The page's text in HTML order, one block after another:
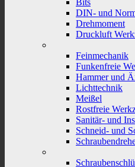
Bits
DIN- und
Drehmoment
Druckluft
Feinmechanik
Funkenfreie
Hammer und
Lichttechnik
Meißel
Rostfreie
Sanitär- und
Schneid- und